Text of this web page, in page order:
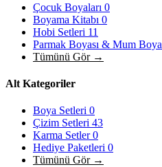
Çocuk Boyaları 0
Boyama Kitabı 0
Hobi Setleri 11
Parmak Boyası & Mum Boya
Tümünü Gör →
Alt Kategoriler
Boya Setleri 0
Çizim Setleri 43
Karma Setler0
Hediye Paketleri 0
Tümünü Gör →